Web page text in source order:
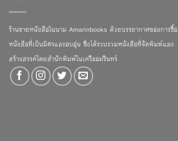
ร้านขายหนังสือในนาม Amarinbooks ด้วยบรรยากาศของการซื้อ
หนังสือที่เป็นมิตรและอบอุ่น ซึ่งได้รวบรวมหนังสือที่จัดพิมพ์และ
สร้างสรรค์โดยสำนักพิมพ์ในเครืออมรินทร์